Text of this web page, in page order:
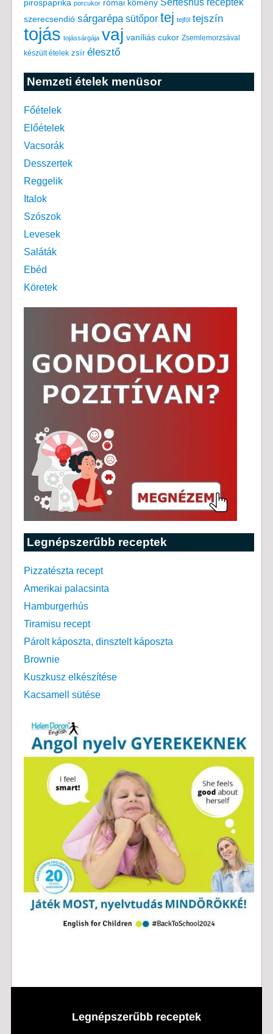
pirospaprika porcukor római kömény
szerecsendió sárgarépa sütőpor tej tejföl tejszín
tojás tojássárgája vaj vaníliás cukor Zsemlemorzsával
készült ételek zsír élesztő
Nemzeti ételek menüsor
Főételek
Előételek
Vacsorák
Desszertek
Reggelik
Italok
Szószok
Levesek
Saláták
Ebéd
Köretek
Legnépszerűbb receptek
Pizzatészta recept
Amerikai palacsinta
Hamburgerhús
Tiramisu recept
Párolt káposzta, dinsztelt káposzta
Brownie
Kuszkusz elkészítése
Kacsamell sütése
Legnépszerűbb receptek